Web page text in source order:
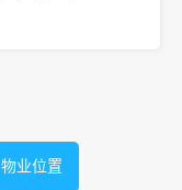
物业位置